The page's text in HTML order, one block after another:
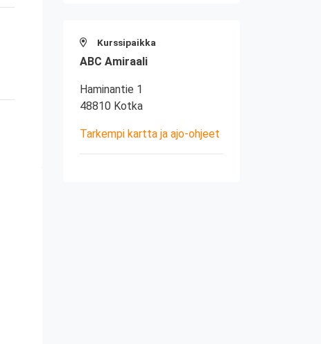
Kurssipaikka
ABC Amiraali
Haminantie 1
48810 Kotka
Tarkempi kartta ja ajo-ohjeet